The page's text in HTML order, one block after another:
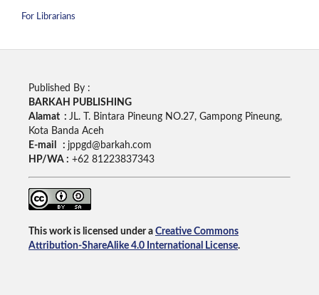
For Librarians
Published By :
BARKAH PUBLISHING
Alamat : JL. T. Bintara Pineung NO.27, Gampong Pineung,
Kota Banda Aceh
E-mail : jppgd@barkah.com
HP/WA : +62 81223837343
This work is licensed under a Creative Commons
Attribution-ShareAlike 4.0 International License.